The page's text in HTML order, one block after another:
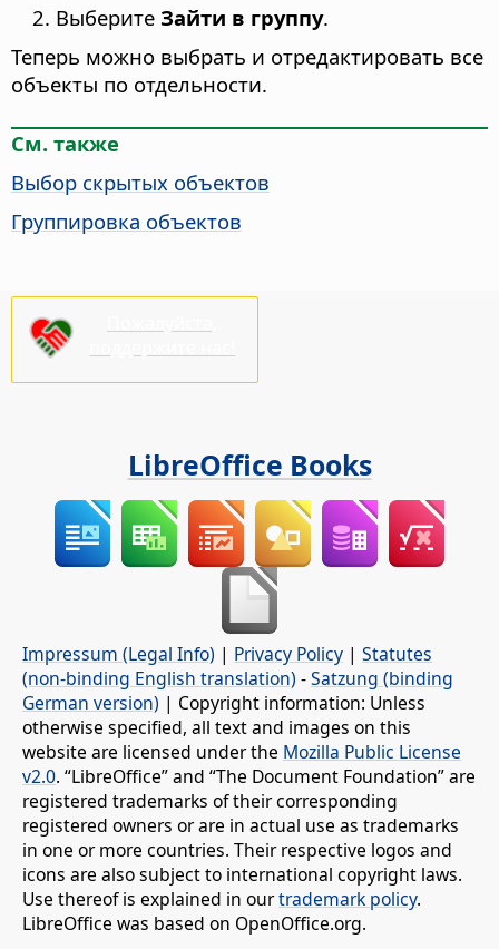
Выберите Зайти в группу.
Теперь можно выбрать и отредактировать все
объекты по отдельности.
См. также
Выбор скрытых объектов
Группировка объектов
LibreOffice Books
Impressum (Legal Info) | Privacy Policy | Statutes
(non-binding English translation) -Satzung (binding
German version) | Copyright information: Unless
otherwise specified, all text and images on this
website are licensed under the Mozilla Public License
v2.0. “LibreOffice” and “The Document Foundation” are
registered trademarks of their corresponding
registered owners or are in actual use as trademarks
in one or more countries. Their respective logos and
icons are also subject to international copyright laws.
Use thereof is explained in ourtrademark policy.
LibreOffice was based on OpenOffice.org.